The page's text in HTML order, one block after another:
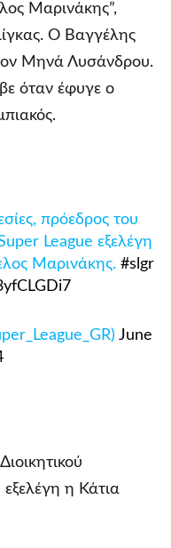
Μαρινάκης”,
Ο Βαγγέλης
Μηνά Λυσάνδρου.
όταν έφυγε ο
πρόεδρος του
League εξελέγη
Μαρινάκης. #slgr
June
η Κάτια